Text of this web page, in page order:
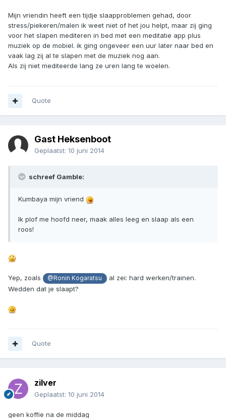
Mijn vriendin heeft een tijdje slaapproblemen gehad, door
stress/piekeren/malen ik weet niet of het jou helpt, maar zij ging
voor het slapen mediteren in bed met een meditatie app plus
muziek op de mobiel. ik ging ongeveer een uur later naar bed en
vaak lag zij al te slapen met de muziek nog aan.
Als zij niet mediteerde lang ze uren lang te woelen.
Quote
Gast Heksenboot
Geplaatst: 10 juni 2014
schreef Gamble:
Kumbaya mijn vriend
Ik plof me hoofd neer, maak alles leeg en slaap als een
roos!
Yep, zoals @Ronin Kogaratsu
al zei: hard werken/trainen.
Wedden dat je slaapt?
Quote
zilver
Geplaatst: 10 juni 2014
geen koffie na de middag